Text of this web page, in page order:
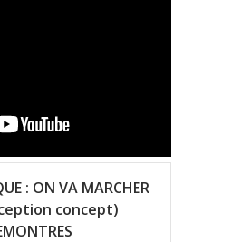
: ON VA MARCHER
concept)